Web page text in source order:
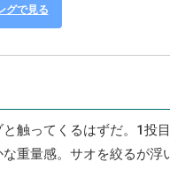
グで見る
触ってくるはずだ。1投
重量感。サオを絞るが浮